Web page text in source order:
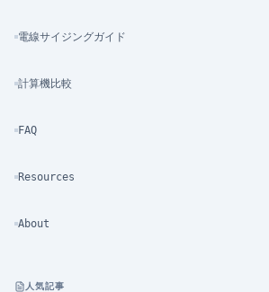
電線サイジングガイド
計算機比較
FAQ
Resources
About
人気記事